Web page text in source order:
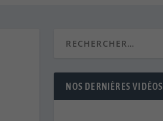
NOS DERNIÈRES VIDÉOS